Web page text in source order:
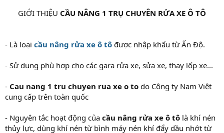
GIỚI THIỆU CẦU NÂNG 1 TRỤ CHUYÊN RỬA XE Ô TÔ
- Là loại cầu nâng rửa xe ô tô được nhập khẩu từ Ấn Độ.
- Sử dụng phù hợp cho các gara rửa xe, sửa xe, thay lốp xe...
- Cau nang 1 tru chuyen rua xe o to do Công ty Nam Việt
cung cấp trên toàn quốc
- Nguyên tắc hoạt động của cầu nâng rửa xe ô tô là khí nén
thủy lực, dùng khí nén từ bình máy nén khí đẩy dầu nhớt từ